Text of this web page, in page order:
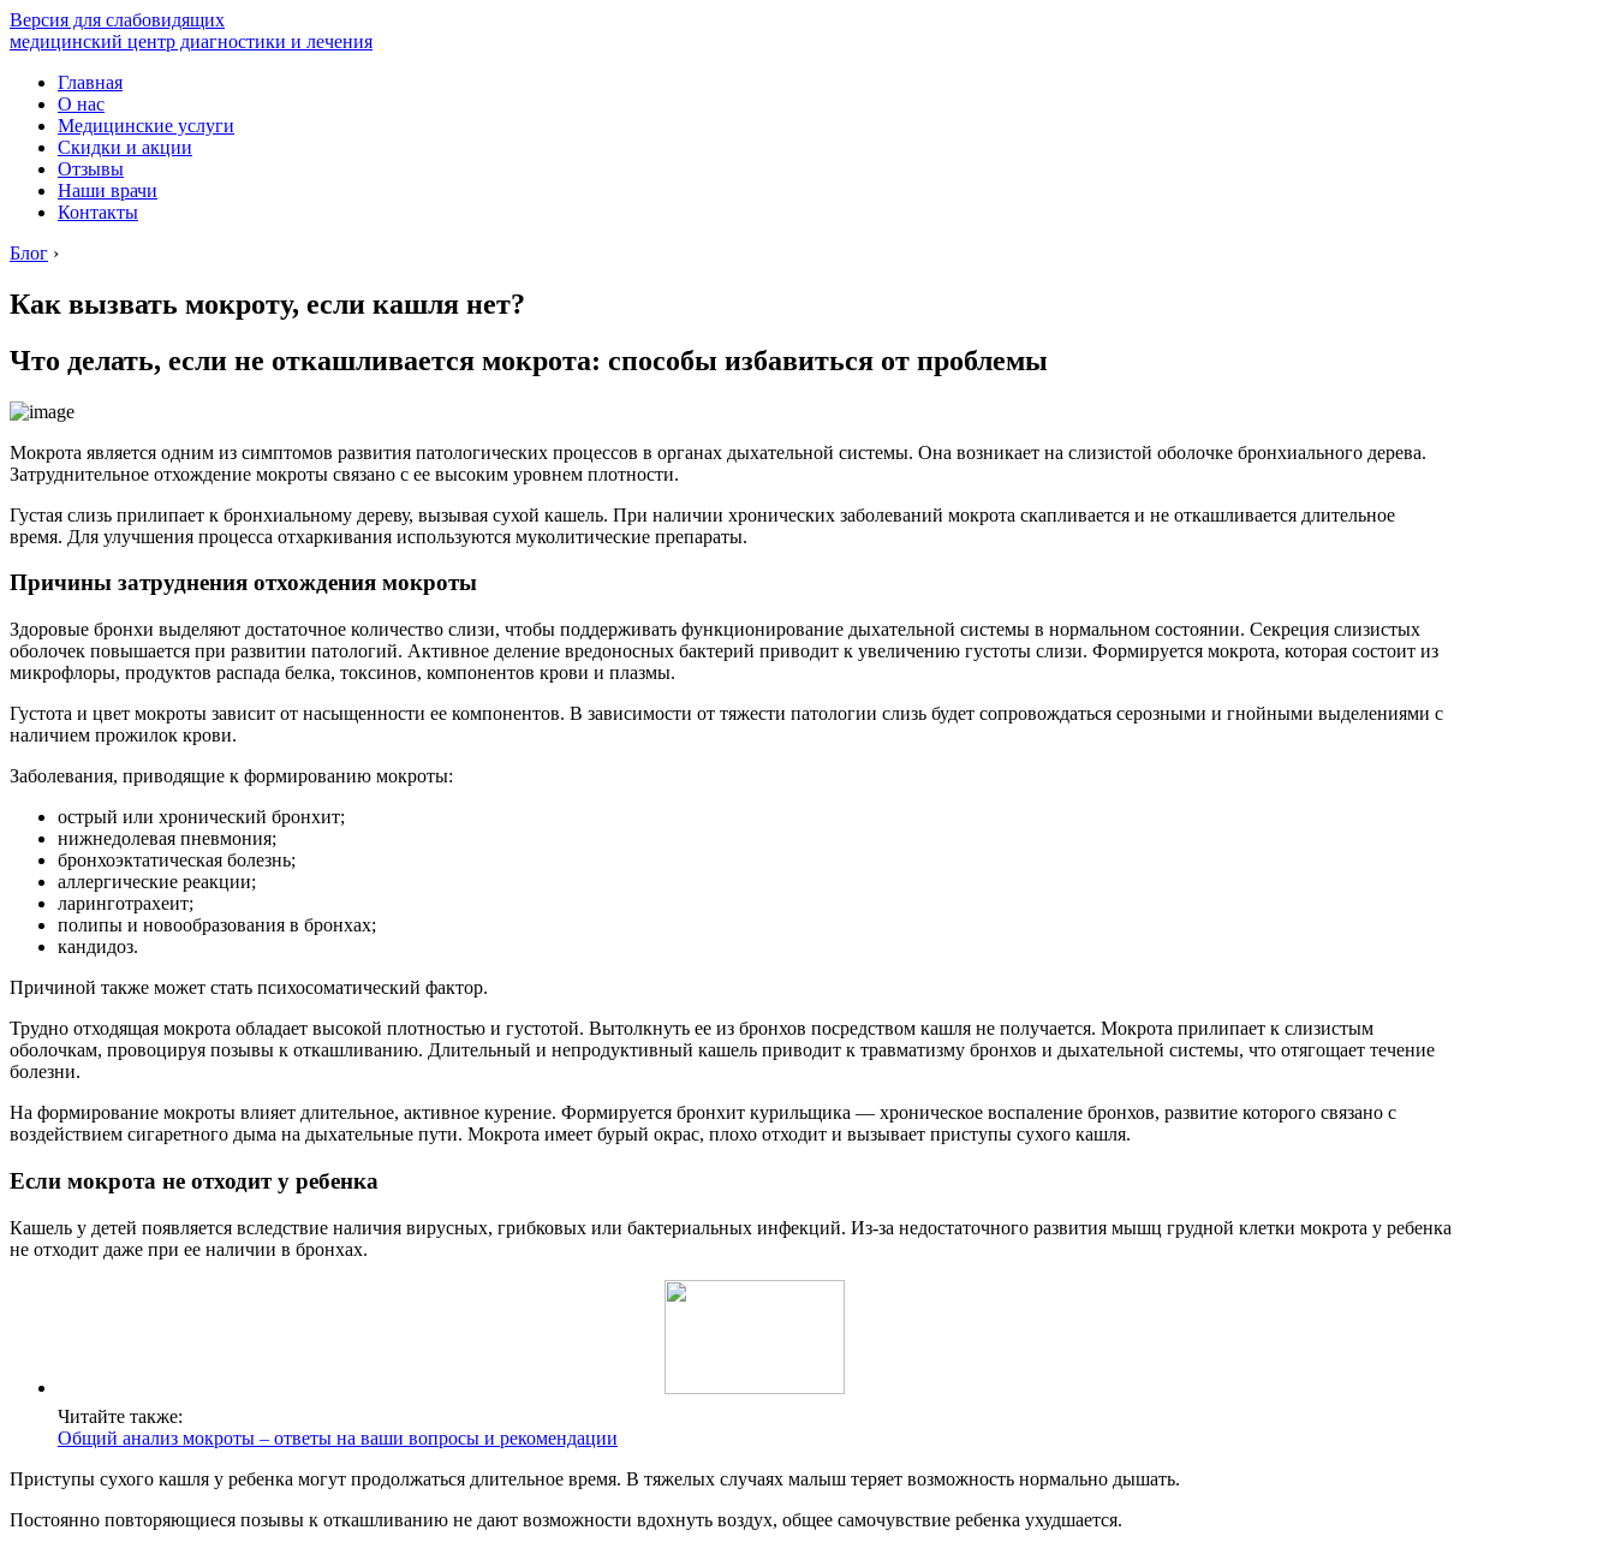
Версия для слабовидящих
медицинский центр диагностики и лечения
Главная
О нас
Медицинские услуги
Скидки и акции
Отзывы
Наши врачи
Контакты
Блог ›
Как вызвать мокроту, если кашля нет?
Что делать, если не откашливается мокрота: способы избавиться от проблемы
Мокрота является одним из симптомов развития патологических процессов в органах дыхательной системы. Она возникает на слизистой оболочке бронхиального дерева.
Затруднительное отхождение мокроты связано с ее высоким уровнем плотности.
Густая слизь прилипает к бронхиальному дереву, вызывая сухой кашель. При наличии хронических заболеваний мокрота скапливается и не откашливается длительное
время. Для улучшения процесса отхаркивания используются муколитические препараты.
Причины затруднения отхождения мокроты
Здоровые бронхи выделяют достаточное количество слизи, чтобы поддерживать функционирование дыхательной системы в нормальном состоянии. Секреция слизистых
оболочек повышается при развитии патологий. Активное деление вредоносных бактерий приводит к увеличению густоты слизи. Формируется мокрота, которая состоит из
микрофлоры, продуктов распада белка, токсинов, компонентов крови и плазмы.
Густота и цвет мокроты зависит от насыщенности ее компонентов. В зависимости от тяжести патологии слизь будет сопровождаться серозными и гнойными выделениями с
наличием прожилок крови.
Заболевания, приводящие к формированию мокроты:
острый или хронический бронхит;
нижнедолевая пневмония;
бронхоэктатическая болезнь;
аллергические реакции;
ларинготрахеит;
полипы и новообразования в бронхах;
кандидоз.
Причиной также может стать психосоматический фактор.
Трудно отходящая мокрота обладает высокой плотностью и густотой. Вытолкнуть ее из бронхов посредством кашля не получается. Мокрота прилипает к слизистым
оболочкам, провоцируя позывы к откашливанию. Длительный и непродуктивный кашель приводит к травматизму бронхов и дыхательной системы, что отягощает течение
болезни.
На формирование мокроты влияет длительное, активное курение. Формируется бронхит курильщика — хроническое воспаление бронхов, развитие которого связано с
воздействием сигаретного дыма на дыхательные пути. Мокрота имеет бурый окрас, плохо отходит и вызывает приступы сухого кашля.
Если мокрота не отходит у ребенка
Кашель у детей появляется вследствие наличия вирусных, грибковых или бактериальных инфекций. Из-за недостаточного развития мышц грудной клетки мокрота у ребенка
не отходит даже при ее наличии в бронхах.
Читайте также:
Общий анализ мокроты – ответы на ваши вопросы и рекомендации
Приступы сухого кашля у ребенка могут продолжаться длительное время. В тяжелых случаях малыш теряет возможность нормально дышать.
Постоянно повторяющиеся позывы к откашливанию не дают возможности вдохнуть воздух, общее самочувствие ребенка ухудшается.